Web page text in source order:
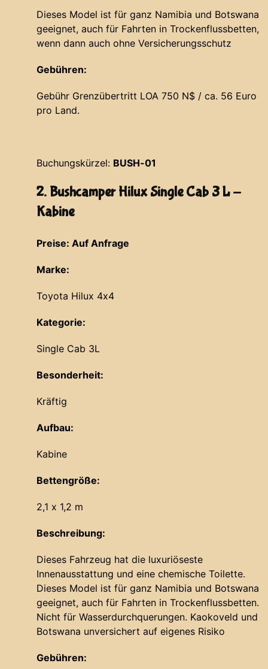
Dieses Model ist für ganz Namibia und Botswana
geeignet, auch für Fahrten in Trockenflussbetten,
wenn dann auch ohne Versicherungsschutz
Gebühren:
Gebühr Grenzübertritt LOA 750 N$ / ca. 56 Euro
pro Land.
Buchungskürzel: BUSH-01
2. Bushcamper Hilux Single Cab 3 L -
Kabine
Preise: Auf Anfrage
Marke:
Toyota Hilux 4x4
Kategorie:
Single Cab 3L
Besonderheit:
Kräftig
Aufbau:
Kabine
Bettengröße:
2,1 x 1,2 m
Beschreibung:
Dieses Fahrzeug hat die luxuriöseste
Innenausstattung und eine chemische Toilette.
Dieses Model ist für ganz Namibia und Botswana
geeignet, auch für Fahrten in Trockenflussbetten.
Nicht für Wasserdurchquerungen. Kaokoveld und
Botswana unversichert auf eigenes Risiko
Gebühren: